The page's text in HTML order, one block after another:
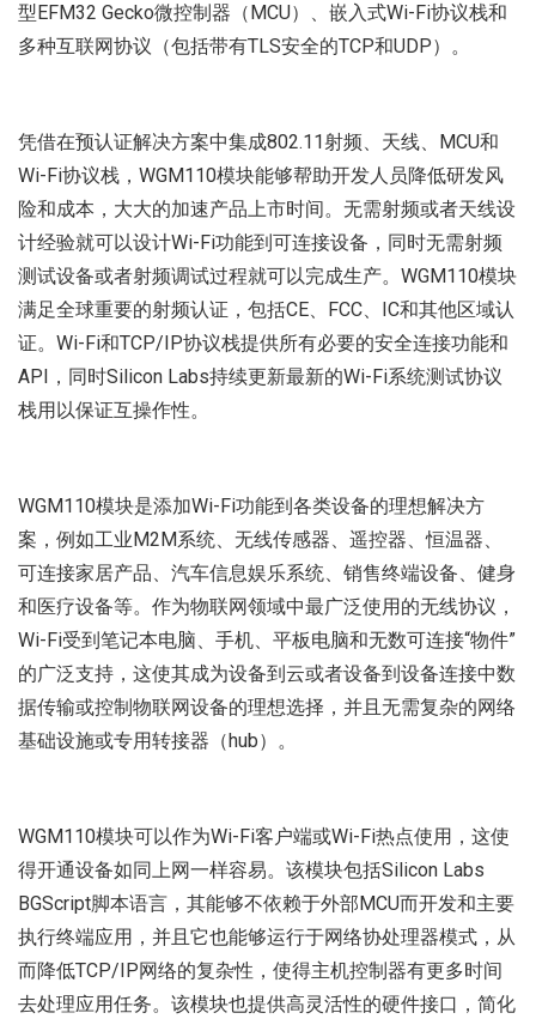
型EFM32 Gecko微控制器（MCU）、嵌入式Wi-Fi协议栈和
多种互联网协议（包括带有TLS安全的TCP和UDP）。
凭借在预认证解决方案中集成802.11射频、天线、MCU和
Wi-Fi协议栈，WGM110模块能够帮助开发人员降低研发风
险和成本，大大的加速产品上市时间。无需射频或者天线设
计经验就可以设计Wi-Fi功能到可连接设备，同时无需射频
测试设备或者射频调试过程就可以完成生产。WGM110模块
满足全球重要的射频认证，包括CE、FCC、IC和其他区域认
证。Wi-Fi和TCP/IP协议栈提供所有必要的安全连接功能和
API，同时Silicon Labs持续更新最新的Wi-Fi系统测试协议
栈用以保证互操作性。
WGM110模块是添加Wi-Fi功能到各类设备的理想解决方
案，例如工业M2M系统、无线传感器、遥控器、恒温器、
可连接家居产品、汽车信息娱乐系统、销售终端设备、健身
和医疗设备等。作为物联网领域中最广泛使用的无线协议，
Wi-Fi受到笔记本电脑、手机、平板电脑和无数可连接“物件”
的广泛支持，这使其成为设备到云或者设备到设备连接中数
据传输或控制物联网设备的理想选择，并且无需复杂的网络
基础设施或专用转接器（hub）。
WGM110模块可以作为Wi-Fi客户端或Wi-Fi热点使用，这使
得开通设备如同上网一样容易。该模块包括Silicon Labs
BGScript脚本语言，其能够不依赖于外部MCU而开发和主要
执行终端应用，并且它也能够运行于网络协处理器模式，从
而降低TCP/IP网络的复杂性，使得主机控制器有更多时间
去处理应用任务。该模块也提供高灵活性的硬件接口，简化